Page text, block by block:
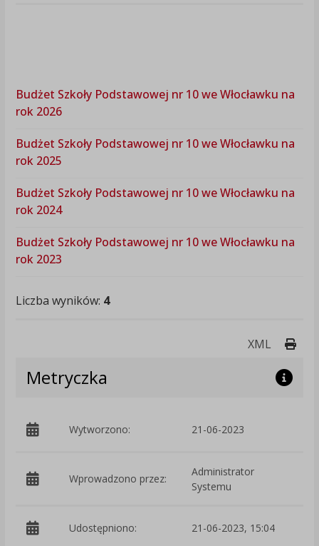
Budżet Szkoły Podstawowej nr 10 we Włocławku na
rok 2026
Budżet Szkoły Podstawowej nr 10 we Włocławku na
rok 2025
Budżet Szkoły Podstawowej nr 10 we Włocławku na
rok 2024
Budżet Szkoły Podstawowej nr 10 we Włocławku na
rok 2023
Liczba wyników: 4
XML
Metryczka
Wytworzono: 21-06-2023
Wprowadzono przez:
Administrator
Systemu
Udostępniono: 21-06-2023, 15:04